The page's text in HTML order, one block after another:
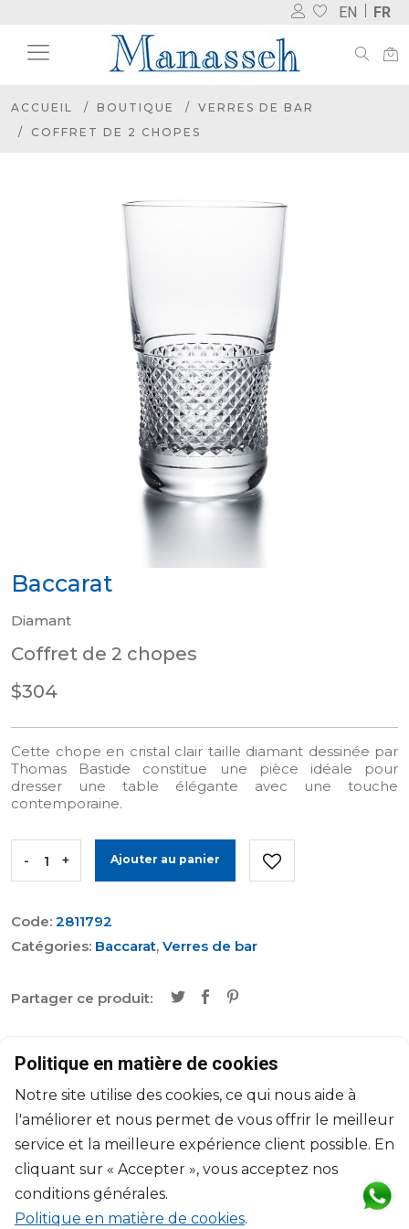
EN FR
ACCUEIL BOUTIQUE
VERRES DE BAR
COFFRET DE 2 CHOPES
Baccarat
Diamant
Coffret de 2 chopes
$304
Cette chope en cristal clair taille diamant dessinée par
Thomas Bastide constitue une pièce idéale pour
dresser une table élégante avec une touche
contemporaine.
- + Ajouter au panier
Code: 2811792
Catégories: Baccarat, Verres de bar
Partager ce produit:
Marque Baccarat
Collection Diamant
Designer
Dimensions 38cl, H: 14cm
Politique en matière de cookies
Notre site utilise des cookies, ce qui nous aide à
l'améliorer et nous permet de vous offrir le meilleur
service et la meilleure expérience client possible. En
cliquant sur « Accepter », vous acceptez nos
conditions générales.
Politique en matière de cookies.